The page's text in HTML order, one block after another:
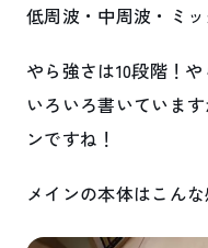
低周波・中周波・ミ
やら強さは10段階！
いろいろ書いていま
ンですね！
メインの本体はこんな